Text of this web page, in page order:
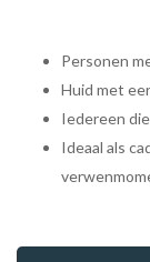
Personen
Huid met
Iedereen
Ideaal als